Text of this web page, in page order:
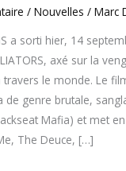
/Nouvelles /Marc
a sorti hier, 14
axé sur la
travers le monde. Le
de genre brutale,
Mafia) et met
The Deuce, […]